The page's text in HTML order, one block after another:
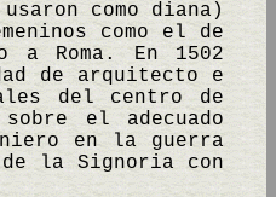
como diana)
como el de
Roma. En 1502
de arquitecto e
del centro de
el adecuado
en la guerra
la Signoria con